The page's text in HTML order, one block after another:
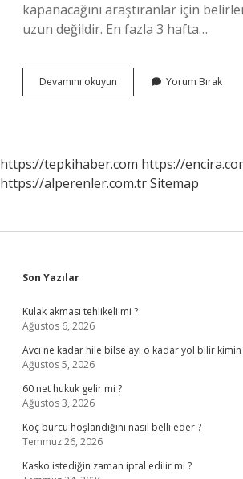
kapanacağını araştıranlar için
uzun değildir. En fazla 3 hafta…
Devamını okuyun
Çekildikten
Kapanır
Yorum Bırak
https://tepkihaber.com https://
https://alperenler.com.trSitemap
Sidebar
Son Yazılar
Kulak akması tehlikeli mi ?
Ağustos 6, 2026
Avcı ne kadar hile bilse ayı o kadar yol bilir kimin
Ağustos 5, 2026
60 net hukuk gelir mi ?
Ağustos 3, 2026
Koç burcu hoşlandığını nasıl belli eder ?
Temmuz 26, 2026
Kasko istediğin zaman iptal edilir mi ?